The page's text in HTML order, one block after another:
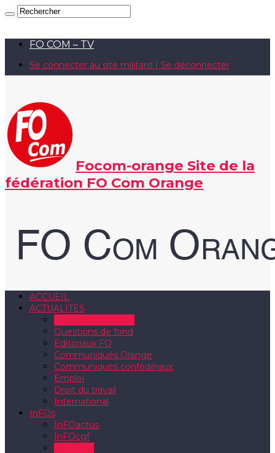
FO COM – TV
Se connecter au site militant | Se déconnecter
Focom-orange Site de la
fédération FO Com Orange
ACCUEIL
ACTUALITES
Questions de fond
Editoriaux FO
Communiqués Orange
Communiqués confédéraux
Emploi
Droit du travail
International
InFOs
InFOactus
InFOcgf